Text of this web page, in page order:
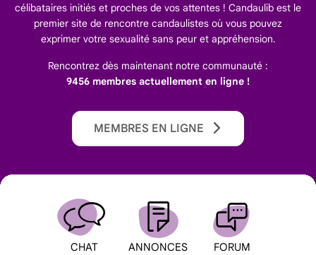
célibataires initiés et proches de vos attentes ! Candaulib est le
premier site de rencontre candaulistes où vous pouvez
exprimer votre sexualité sans peur et appréhension.
Rencontrez dès maintenant notre communauté :
9456 membres actuellement en ligne !
MEMBRES EN LIGNE
CHAT ANNONCES FORUM